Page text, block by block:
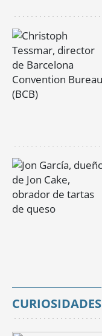
CURIOSIDADES